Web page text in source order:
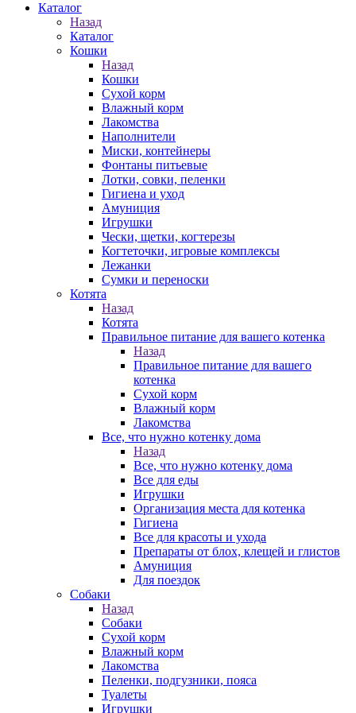
Каталог
Назад
Каталог
Кошки
Назад
Кошки
Сухой корм
Влажный корм
Лакомства
Наполнители
Миски, контейнеры
Фонтаны питьевые
Лотки, совки, пеленки
Гигиена и уход
Амуниция
Игрушки
Чески, щетки, когтерезы
Когтеточки, игровые комплексы
Лежанки
Сумки и переноски
Котята
Назад
Котята
Правильное питание для вашего котенка
Назад
Правильное питание для вашего
котенка
Сухой корм
Влажный корм
Лакомства
Все, что нужно котенку дома
Назад
Все, что нужно котенку дома
Все для еды
Игрушки
Организация места для котенка
Гигиена
Все для красоты и ухода
Препараты от блох, клещей и глистов
Амуниция
Для поездок
Собаки
Назад
Собаки
Сухой корм
Влажный корм
Лакомства
Пеленки, подгузники, пояса
Туалеты
Игрушки